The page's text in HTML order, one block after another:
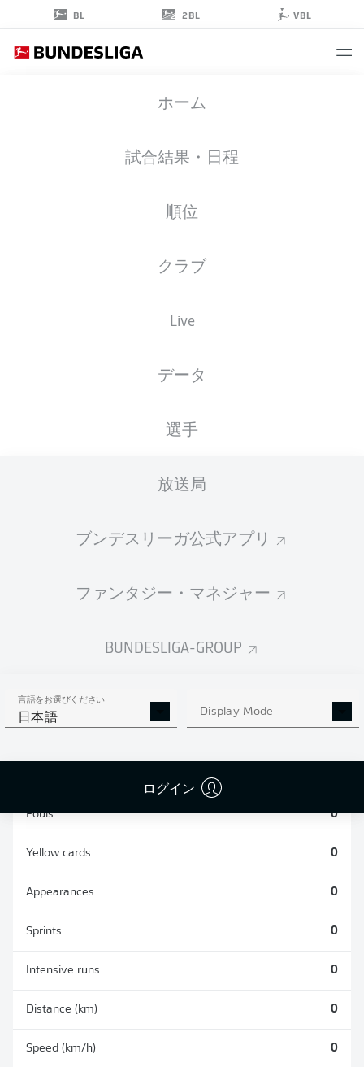
BL 2BL VBL
ホーム
試合結果・日程
順位
クラブ
Live
データ
選手
放送局
ブンデスリーガ公式アプリ
ファンタジー・マネジャー
BUNDESLIGA-GROUP
言語をお選びください
日本語 Display Mode
ログイン
統計 シーズン 2026/2027
TACKLES WON
Fouls 0
Yellow cards 0
Appearances 0
Sprints 0
Intensive runs 0
Distance (km) 0
Speed (km/h) 0